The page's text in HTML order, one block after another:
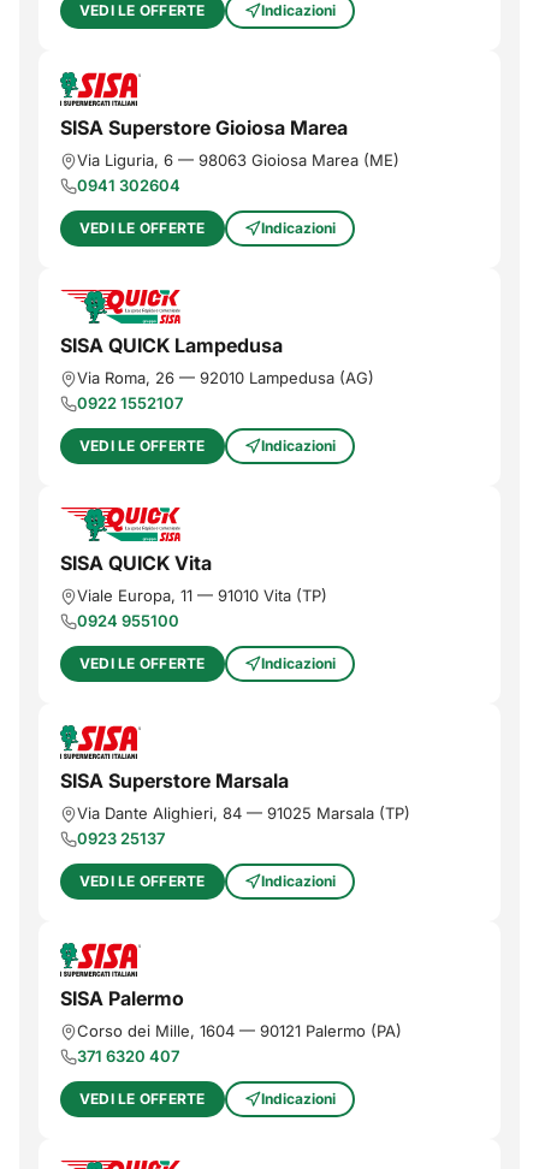
VEDI LE OFFERTE Indicazioni
SISA Superstore Gioiosa Marea
Via Liguria, 6 — 98063 Gioiosa Marea (ME)
0941 302604
VEDI LE OFFERTE Indicazioni
SISA QUICK Lampedusa
Via Roma, 26 — 92010 Lampedusa (AG)
0922 1552107
VEDI LE OFFERTE Indicazioni
SISA QUICK Vita
Viale Europa, 11 — 91010 Vita (TP)
0924 955100
VEDI LE OFFERTE Indicazioni
SISA Superstore Marsala
Via Dante Alighieri, 84 — 91025 Marsala (TP)
0923 25137
VEDI LE OFFERTE Indicazioni
SISA Palermo
Corso dei Mille, 1604 — 90121 Palermo (PA)
371 6320 407
VEDI LE OFFERTE Indicazioni